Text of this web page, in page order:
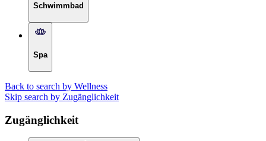
Schwimmbad
Spa
Back to search by Wellness
Skip search by Zugänglichkeit
Zugänglichkeit